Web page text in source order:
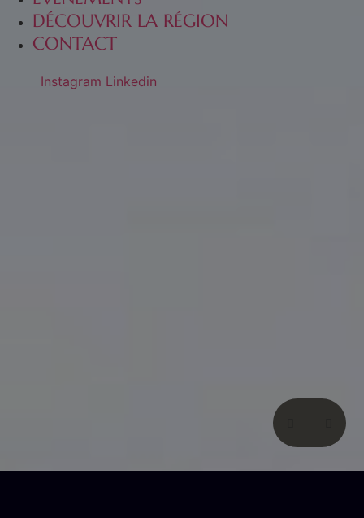
DÉCOUVRIR LA RÉGION
CONTACT
Instagram Linkedin